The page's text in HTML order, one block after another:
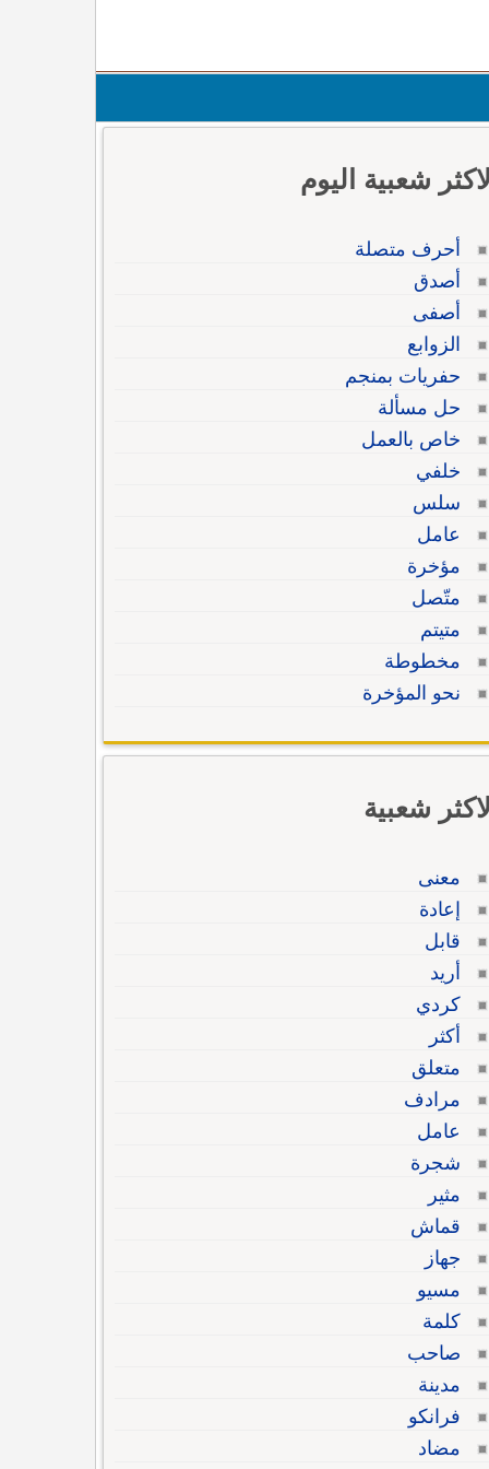
الاكثر شعبية اليوم
أحرف متصلة
أصدق
أصفى
الزوابع
حفريات بمنجم
حل مسألة
خاص بالعمل
خلفي
سلس
عامل
مؤخرة
متّصل
متيتم
مخطوطة
نحو المؤخرة
الاكثر شعبية
معنى
إعادة
قابل
أريد
كردي
أكثر
متعلق
مرادف
عامل
شجرة
مثير
قماش
جهاز
مسيو
كلمة
صاحب
مدينة
فرانكو
مضاد